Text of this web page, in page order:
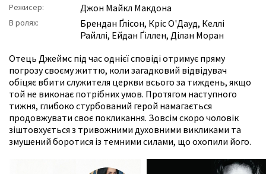
Режисер: Джон Майкл Макдона
В ролях: Брендан Ґлісон, Кріс О'Дауд, Келлі
Райллі, Ейдан Ґіллен, Ділан Моран
Отець Джеймс під час однієї сповіді отримує пряму
погрозу своєму життю, коли загадковий відвідувач
обіцяє вбити служителя церкви всього за тиждень, якщо
той не виконає потрібних умов. Протягом наступного
тижня, глибоко стурбований герой намагається
продовжувати своє покликання. Зовсім скоро чоловік
зіштовхується з тривожними духовними викликами та
змушений боротися із темними силами, що охопили його.